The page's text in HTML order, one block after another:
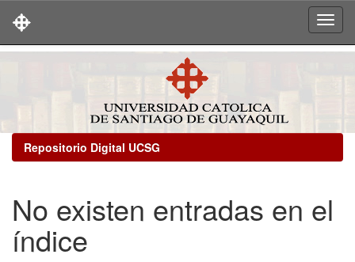
Repositorio Digital UCSG
No existen entradas en el
índice